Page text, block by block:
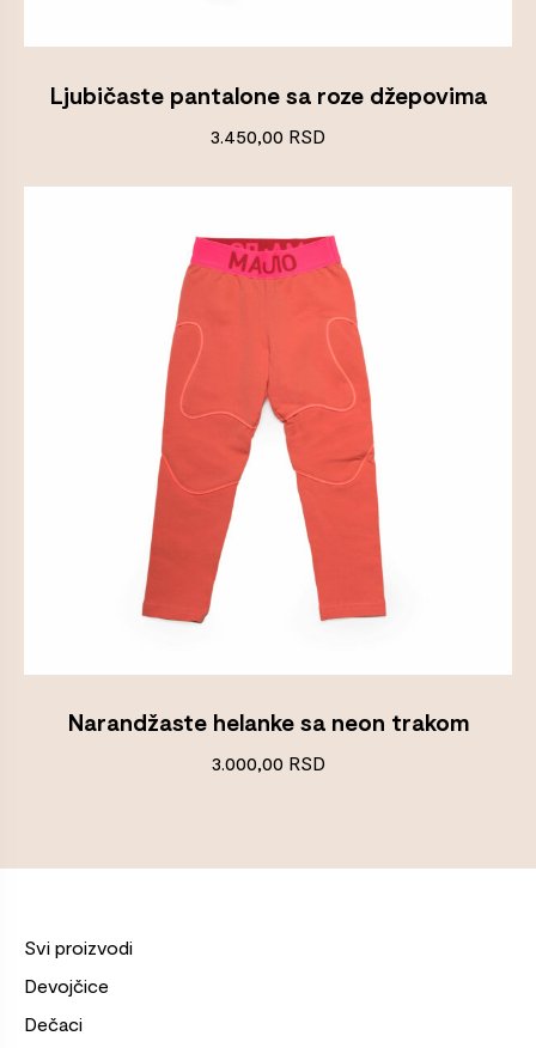
Ljubičaste pantalone sa roze džepovima
3.450,00 RSD
Narandžaste helanke sa neon trakom
3.000,00 RSD
Svi proizvodi
Devojčice
Dečaci